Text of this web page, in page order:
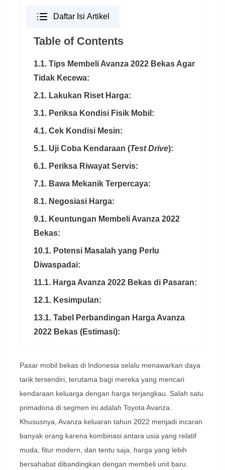
Daftar Isi Artikel
Table of Contents
1.1. Tips Membeli Avanza 2022 Bekas Agar
Tidak Kecewa:
2.1. Lakukan Riset Harga:
3.1. Periksa Kondisi Fisik Mobil:
4.1. Cek Kondisi Mesin:
5.1. Uji Coba Kendaraan (Test Drive):
6.1. Periksa Riwayat Servis:
7.1. Bawa Mekanik Terpercaya:
8.1. Negosiasi Harga:
9.1. Keuntungan Membeli Avanza 2022
Bekas:
10.1. Potensi Masalah yang Perlu
Diwaspadai:
11.1. Harga Avanza 2022 Bekas di Pasaran:
12.1. Kesimpulan:
13.1. Tabel Perbandingan Harga Avanza
2022 Bekas (Estimasi):
Pasar mobil bekas di Indonesia selalu menawarkan daya
tarik tersendiri, terutama bagi mereka yang mencari
kendaraan keluarga dengan harga terjangkau. Salah satu
primadona di segmen ini adalah Toyota Avanza.
Khususnya, Avanza keluaran tahun 2022 menjadi incaran
banyak orang karena kombinasi antara usia yang relatif
muda, fitur modern, dan tentu saja, harga yang lebih
bersahabat dibandingkan dengan membeli unit baru.